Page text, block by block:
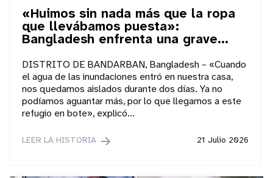
«Huimos sin nada más que la ropa
que llevábamos puesta»:
Bangladesh enfrenta una grave...
DISTRITO DE BANDARBAN, Bangladesh – «Cuando
el agua de las inundaciones entró en nuestra casa,
nos quedamos aislados durante dos días. Ya no
podíamos aguantar más, por lo que llegamos a este
refugio en bote», explicó...
21 Julio 2026
LEER LA HISTORIA